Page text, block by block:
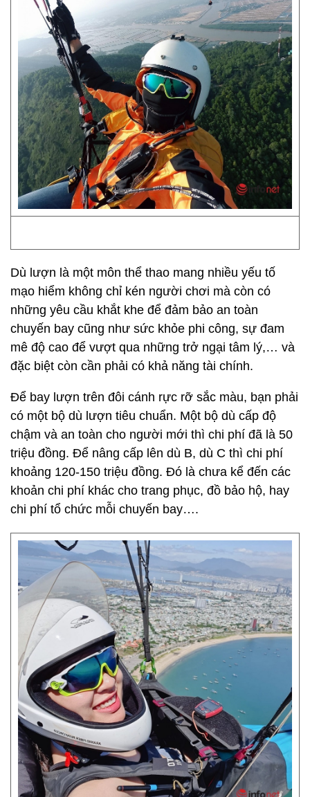
Dù lượn là một môn thể thao mang nhiều yếu tố
mạo hiểm không chỉ kén người chơi mà còn có
những yêu cầu khắt khe để đảm bảo an toàn
chuyến bay cũng như sức khỏe phi công, sự đam
mê độ cao để vượt qua những trở ngại tâm lý,… và
đặc biệt còn cần phải có khả năng tài chính.
Để bay lượn trên đôi cánh rực rỡ sắc màu, bạn phải
có một bộ dù lượn tiêu chuẩn. Một bộ dù cấp độ
chậm và an toàn cho người mới thì chi phí đã là 50
triệu đồng. Để nâng cấp lên dù B, dù C thì chi phí
khoảng 120-150 triệu đồng. Đó là chưa kể đến các
khoản chi phí khác cho trang phục, đồ bảo hộ, hay
chi phí tổ chức mỗi chuyến bay….